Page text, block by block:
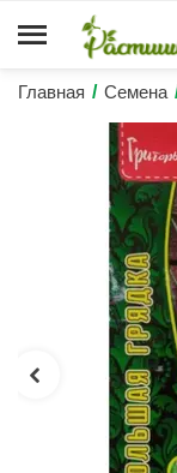
Главная / Семена